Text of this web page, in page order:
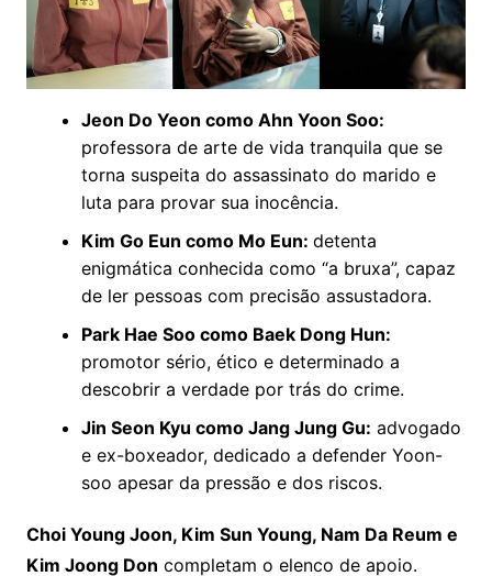
Jeon Do Yeon como Ahn Yoon Soo:
professora de arte de vida tranquila que se
torna suspeita do assassinato do marido e
luta para provar sua inocência.
Kim Go Eun como Mo Eun: detenta
enigmática conhecida como “a bruxa”, capaz
de ler pessoas com precisão assustadora.
Park Hae Soo como Baek Dong Hun:
promotor sério, ético e determinado a
descobrir a verdade por trás do crime.
Jin Seon Kyu como Jang Jung Gu: advogado
e ex-boxeador, dedicado a defender Yoon-
soo apesar da pressão e dos riscos.
Choi Young Joon, Kim Sun Young, Nam Da Reum e
Kim Joong Don completam o elenco de apoio.